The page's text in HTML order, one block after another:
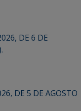
DE 6 DE
DE 5 DE AGOSTO